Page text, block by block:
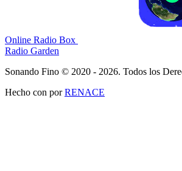
Online Radio Box
Radio Garden
Sonando Fino © 2020 - 2026. Todos los
Hecho con porRENACE